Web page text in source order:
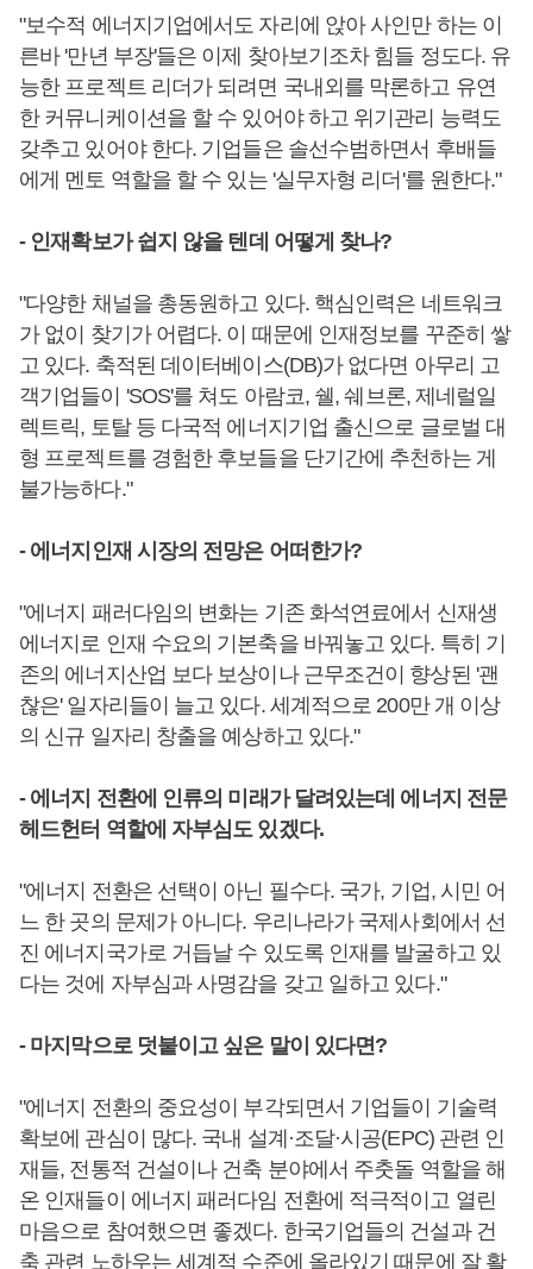
"보수적 에너지기업에서도 자리에 앉아 사인만 하는 이
른바 '만년 부장'들은 이제 찾아보기조차 힘들 정도다. 유
능한 프로젝트 리더가 되려면 국내외를 막론하고 유연
한 커뮤니케이션을 할 수 있어야 하고 위기관리 능력도
갖추고 있어야 한다. 기업들은 솔선수범하면서 후배들
에게 멘토 역할을 할 수 있는 '실무자형 리더'를 원한다."
- 인재확보가 쉽지 않을 텐데 어떻게 찾나?
"다양한 채널을 총동원하고 있다. 핵심인력은 네트워크
가 없이 찾기가 어렵다. 이 때문에 인재정보를 꾸준히 쌓
고 있다. 축적된 데이터베이스(DB)가 없다면 아무리 고
객기업들이 'SOS'를 쳐도 아람코, 쉘, 쉐브론, 제네럴일
렉트릭, 토탈 등 다국적 에너지기업 출신으로 글로벌 대
형 프로젝트를 경험한 후보들을 단기간에 추천하는 게
불가능하다."
- 에너지인재 시장의 전망은 어떠한가?
"에너지 패러다임의 변화는 기존 화석연료에서 신재생
에너지로 인재 수요의 기본축을 바꿔놓고 있다. 특히 기
존의 에너지산업 보다 보상이나 근무조건이 향상된 '괜
찮은' 일자리들이 늘고 있다. 세계적으로 200만 개 이상
의 신규 일자리 창출을 예상하고 있다."
- 에너지 전환에 인류의 미래가 달려있는데 에너지 전문
헤드헌터 역할에 자부심도 있겠다.
"에너지 전환은 선택이 아닌 필수다. 국가, 기업, 시민 어
느 한 곳의 문제가 아니다. 우리나라가 국제사회에서 선
진 에너지국가로 거듭날 수 있도록 인재를 발굴하고 있
다는 것에 자부심과 사명감을 갖고 일하고 있다."
- 마지막으로 덧붙이고 싶은 말이 있다면?
"에너지 전환의 중요성이 부각되면서 기업들이 기술력
확보에 관심이 많다. 국내 설계·조달·시공(EPC) 관련 인
재들, 전통적 건설이나 건축 분야에서 주춧돌 역할을 해
온 인재들이 에너지 패러다임 전환에 적극적이고 열린
마음으로 참여했으면 좋겠다. 한국기업들의 건설과 건
축 관련 노하우는 세계적 수준에 올라있기 때문에 잘 활